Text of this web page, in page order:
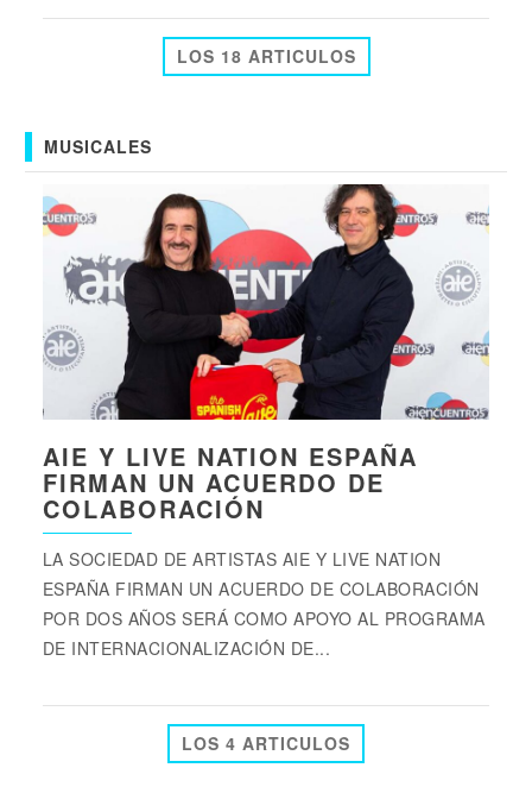
LOS 18 ARTICULOS
MUSICALES
AIE Y LIVE NATION ESPAÑA
FIRMAN UN ACUERDO DE
COLABORACIÓN
LA SOCIEDAD DE ARTISTAS AIE Y LIVE NATION
ESPAÑA FIRMAN UN ACUERDO DE COLABORACIÓN
POR DOS AÑOS SERÁ COMO APOYO AL PROGRAMA
DE INTERNACIONALIZACIÓN DE...
LOS 4 ARTICULOS